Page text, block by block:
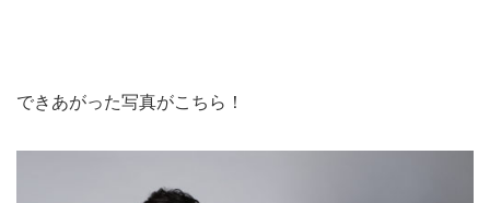
できあがった写真がこちら！